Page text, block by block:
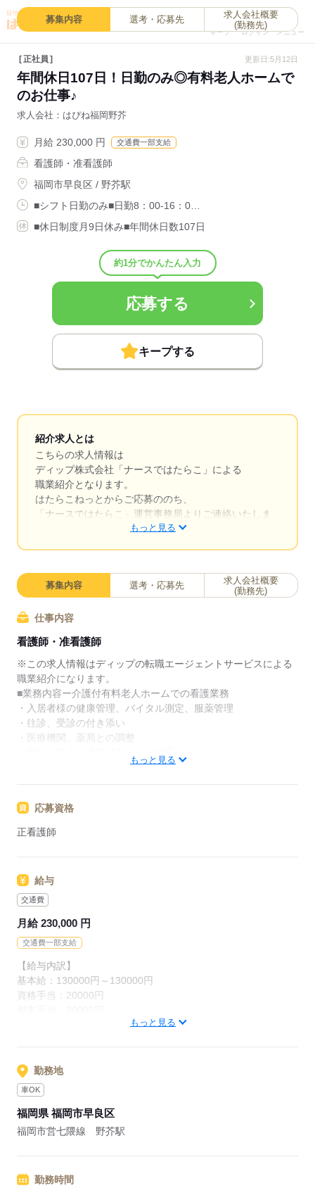
キープ
0
ログイン メニュー
募集内容 選考・応募先
求人会社概要
(勤務先)
正社員 更新日:5月12日
年間休日107日！日勤のみ◎有料老人ホームで
のお仕事♪
求人会社 はぴね福岡野芥
月給 230,000 円 交通費一部支給
看護師・准看護師
福岡市早良区 / 野芥駅
■シフト日勤のみ■日勤8：00-16：0…
■休日制度月9日休み■年間休日数107日
約1分でかんたん入力
応募する
キープする
紹介求人とは
こちらの求人情報は
ディップ株式会社「ナースではたらこ」による
職業紹介となります。
はたらこねっとからご応募ののち、
「ナースではたらこ」運営事務局よりご連絡いたしま
求職中の看護師さんの転職を専任の
キャリアアドバイザーが入職まで無料でサポートいた
日本最大級の求人情報の中からぴったりな求人をご紹
介。
履歴書作成のアドバイスや面接日の調整だけでなく、
お給料、お休み、入職時期の交渉もサポートします。
【もちろん無料】
費用は一切かかりません。
もっと見る
募集内容 選考・応募先
求人会社概要
(勤務先)
仕事内容
看護師・准看護師
※この求人情報はディップの転職エージェントサービスによる
職業紹介になります。
■業務内容ー介護付有料老人ホームでの看護業務
・入居者様の健康管理、バイタル測定、服薬管理
・往診、受診の付き添い
・医療機関、薬局との調整
・記録の記入・作成（パソコン使用）
※定員：64名
★おすすめポイント★
◎全室個室で利用者様の個別性に合わせた看護を提供していま
◎介護業務はありませんので、看護業務に集中することができ
◎日勤帯中心のお仕事で、年間休日も107日とメリハリをつけた
勤務ができます！
す♪
応募する
もっと見る
応募資格
正看護師
給与
交通費
月給 230,000 円
交通費一部支給
【給与内訳】
基本給：130000円～130000円
資格手当：20000円
もっと見る
勤務地
車OK
福岡県 福岡市早良区
福岡市営七隈線 野芥駅
勤務時間